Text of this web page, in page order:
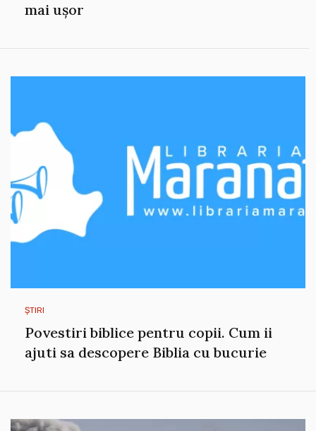
mai ușor
ȘTIRI
Povestiri biblice pentru copii. Cum ii
ajuti sa descopere Biblia cu bucurie